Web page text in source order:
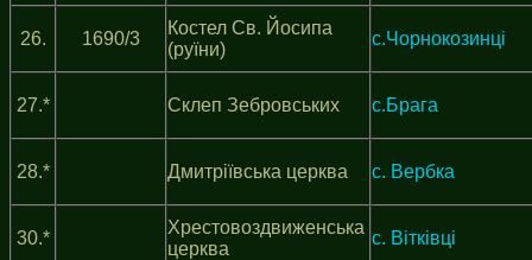
26. 1690/3
Костел Св. Йосипа
(руїни)
с.Чорнокозинці
27.* Склеп Зебровських с.Брага
28.* Дмитріївська церква с. Вербка
30.*
Хрестовоздвиженська
церква
с. Вітківці